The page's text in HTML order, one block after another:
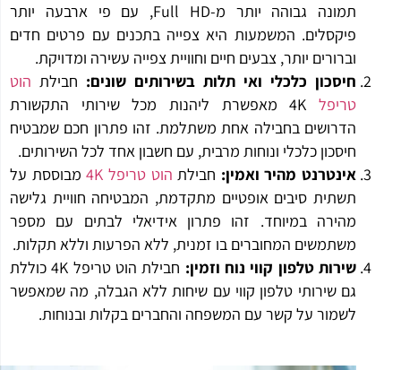
תמונה גבוהה יותר מ-Full HD, עם פי ארבעה יותר
פיקסלים. המשמעות היא צפייה בתכנים עם פרטים חדים
וברורים יותר, צבעים חיים וחוויית צפייה עשירה ומדויקת.
חיסכון כלכלי ואי תלות בשירותים שונים:חבילתהוט
טריפל
4K מאפשרת ליהנות מכל שירותי התקשורת
הדרושים בחבילה אחת משתלמת. זהו פתרון חכם שמבטיח
חיסכון כלכלי ונוחות מרבית, עם חשבון אחד לכל השירותים.
אינטרנט מהיר ואמין:חבילתהוט טריפל 4K
מבוססת על
תשתית סיבים אופטיים מתקדמת, המבטיחה חוויית גלישה
מהירה במיוחד. זהו פתרון אידיאלי לבתים עם מספר
משתמשים המחוברים בו זמנית, ללא הפרעות וללא תקלות.
שירות טלפון קווי נוח וזמין:
חבילת הוט טריפל 4K כוללת
גם שירותי טלפון קווי עם שיחות ללא הגבלה, מה שמאפשר
לשמור על קשר עם המשפחה והחברים בקלות ובנוחות.